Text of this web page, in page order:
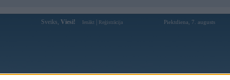
Sveiks, Viesi! Ienākt Reģistrācija Piektdiena, 7. augusts